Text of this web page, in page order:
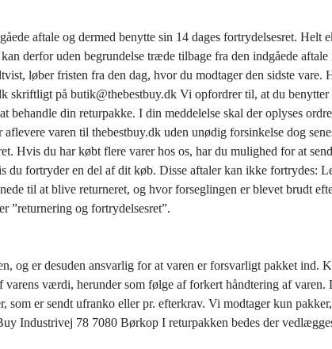
aftale og dermed benytte sin 14 dages fortrydelsesret. Helt
derfor uden begrundelse træde tilbage fra den indgåede
løber fristen fra den dag, hvor du modtager den sidste vare.
skriftligt på butik@thebestbuy.dk Vi opfordrer til, at du
behandle din returpakke. I din meddelelse skal der oplyses
varen til thebestbuy.dk uden unødig forsinkelse dog
Hvis du har købt flere varer hos os, har du mulighed for at
fortryder en del af dit køb. Disse aftaler kan ikke fortrydes:
til at blive returneret, og hvor forseglingen er blevet brudt
”returnering og fortrydelsesret”.
og er desuden ansvarlig for at varen er forsvarligt pakket ind.
værdi, herunder som følge af forkert håndtering af varen.
er sendt ufranko eller pr. efterkrav. Vi modtager kun
Industrivej 78 7080 Børkop I returpakken bedes der